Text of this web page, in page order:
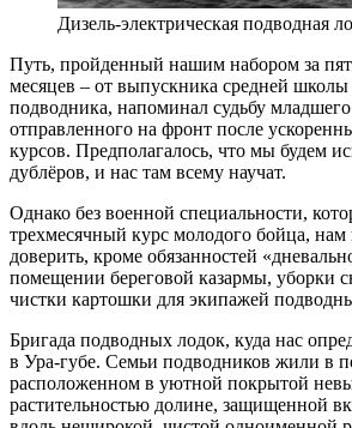
Дизель-электрическая подводная
Путь, пройденный нашим набором за
месяцев – от выпускника средней школы
подводника, напоминал судьбу младшего
отправленного на фронт после
курсов. Предполагалось, что мы будем
дублёров, и нас там всему научат.
Однако без военной специальности,
трехмесячный курс молодого бойца, нам
доверить, кроме обязанностей
помещении береговой казармы, уборки
чистки картошки для экипажей
Бригада подводных лодок, куда нас
в Ура-губе. Семьи подводников жили в
расположенном в уютной покрытой
растительностью долине, защищенной